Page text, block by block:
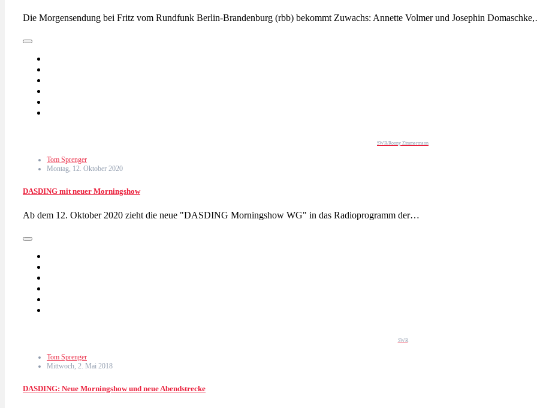
Die Morgensendung bei Fritz vom Rundfunk Berlin-Brandenburg (rbb) bekommt Zuwachs: Annette Volmer und Josephin
SWR/Ronny Zimmermann
Tom Sprenger
Montag, 12. Oktober 2020
DASDING mit neuer Morningshow
Ab dem 12. Oktober 2020 zieht die neue "DASDING Morningshow WG" in das Radioprogramm der…
SWR
Tom Sprenger
Mittwoch, 2. Mai 2018
DASDING: Neue Morningshow und neue Abendstrecke